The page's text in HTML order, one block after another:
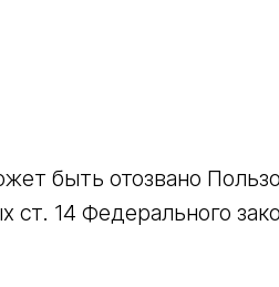
быть отозвано
14 Федерального